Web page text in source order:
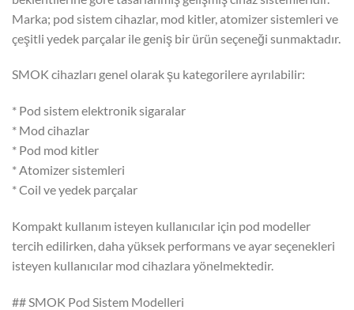
Marka; pod sistem cihazlar, mod kitler, atomizer sistemleri ve
çeşitli yedek parçalar ile geniş bir ürün seçeneği sunmaktadır.
SMOK cihazları genel olarak şu kategorilere ayrılabilir:
* Pod sistem elektronik sigaralar
* Mod cihazlar
* Pod mod kitler
* Atomizer sistemleri
* Coil ve yedek parçalar
Kompakt kullanım isteyen kullanıcılar için pod modeller
tercih edilirken, daha yüksek performans ve ayar seçenekleri
isteyen kullanıcılar mod cihazlara yönelmektedir.
## SMOK Pod Sistem Modelleri